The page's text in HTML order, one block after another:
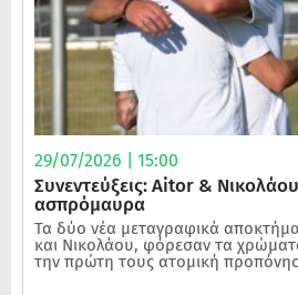
29/07/2026 | 15:00
Συνεντεύξεις: Aitor &
ασπρόμαυρα
Τα δύο νέα μεταγραφικά
και Νικολάου, φόρεσαν τα
την πρώτη τους ατομική